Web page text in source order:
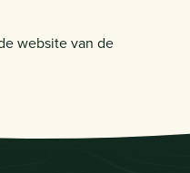
website van de